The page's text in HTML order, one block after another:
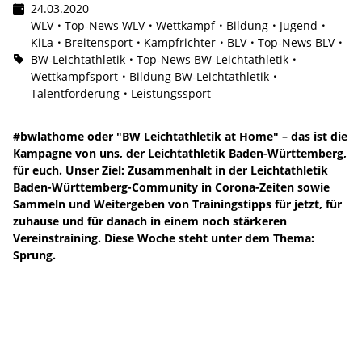
24.03.2020
WLV
Top-News WLV Wettkampf Bildung
Jugend
KiLa
Breitensport Kampfrichter BLV
Top-News BLV
BW-Leichtathletik
Top-News BW-Leichtathletik
Wettkampfsport
Bildung BW-Leichtathletik
Talentförderung
Leistungssport
#bwlathome oder "BW Leichtathletik at Home" – das ist die
Kampagne von uns, der Leichtathletik Baden-Württemberg,
für euch. Unser Ziel: Zusammenhalt in der Leichtathletik
Baden-Württemberg-Community in Corona-Zeiten sowie
Sammeln und Weitergeben von Trainingstipps für jetzt, für
zuhause und für danach in einem noch stärkeren
Vereinstraining. Diese Woche steht unter dem Thema:
Sprung.